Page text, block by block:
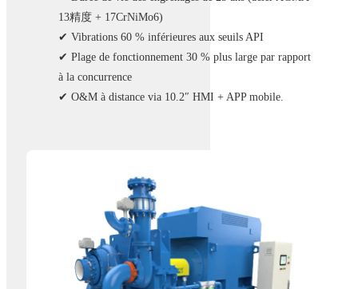
13精度 + 17CrNiMo6)
✔ Vibrations 60 % inférieures aux seuils API
✔ Plage de fonctionnement 30 % plus large par rapport
à la concurrence
✔ O&M à distance via 10.2″ HMI + APP mobile.